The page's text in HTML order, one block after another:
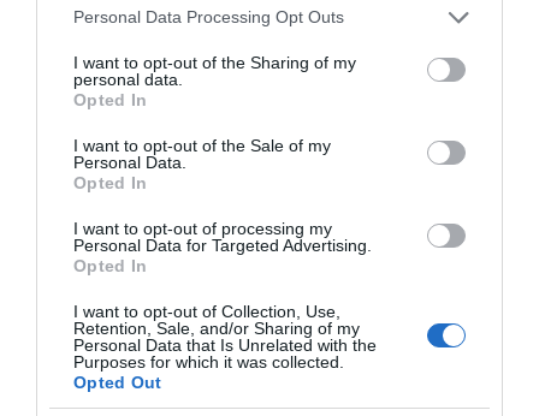
Please note that this website/app uses one or more Google
not limited to your visit or usage behaviour. You may click to
grant or deny consent to Google and its third-party tags to
use your data for below specified purposes in below Google
consent section.
Personal Data Processing Opt Outs
I want to opt-out of the Sharing of my
personal data.
Opted In
I want to opt-out of the Sale of my
Personal Data.
Opted In
I want to opt-out of processing my
Personal Data for Targeted Advertising.
Opted In
I want to opt-out of Collection, Use,
Retention, Sale, and/or Sharing of my
Personal Data that Is Unrelated with the
Purposes for which it was collected.
Opted Out
Τηλεοπτικά
«Μαγειρέματα»,
Ψηφιακοί Πόλεμοι και
ένα… Τσουνάμι
Αλλαγών: Η Εβδομάδα
Τράπουλα των
Ελληνικών Media
ΤΣΟΥΝΑΜΙ ψηφιακής οργής… συμπαρασύρει την
κυβέρνηση